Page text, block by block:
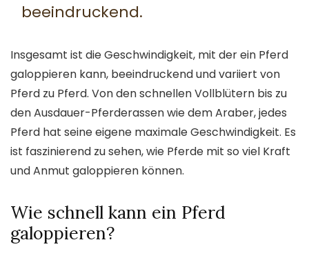
beeindruckend.
Insgesamt ist die Geschwindigkeit, mit der ein Pferd
galoppieren kann, beeindruckend und variiert von
Pferd zu Pferd. Von den schnellen Vollblütern bis zu
den Ausdauer-Pferderassen wie dem Araber, jedes
Pferd hat seine eigene maximale Geschwindigkeit. Es
ist faszinierend zu sehen, wie Pferde mit so viel Kraft
und Anmut galoppieren können.
Wie schnell kann ein Pferd
galoppieren?